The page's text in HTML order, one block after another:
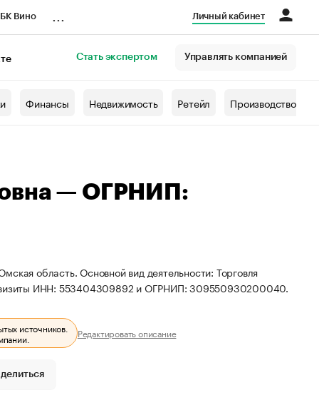
Вино Личный кабинет
Стать экспертом Управлять компанией
Финансы Недвижимость Ретейл Производство
— ОГРНИП:
область. Основной вид деятельности: Торговля
ИНН: 553404309892 и ОГРНИП: 309550930200040.
источников.
Редактировать описание